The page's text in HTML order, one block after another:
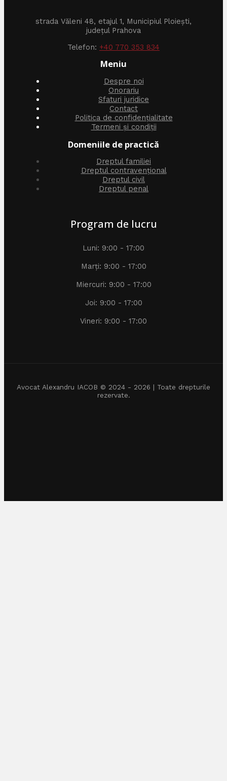
strada Văleni 48, etajul 1, Municipiul Ploiești,
județul Prahova
Telefon: +40 770 353 834
Meniu
Despre noi
Onorariu
Sfaturi juridice
Contact
Politica de confidențialitate
Termeni și condiții
Domeniile de practică
Dreptul familiei
Dreptul contravențional
Dreptul civil
Dreptul penal
Program de lucru
Luni: 9:00 - 17:00
Marți: 9:00 - 17:00
Miercuri: 9:00 - 17:00
Joi: 9:00 - 17:00
Vineri: 9:00 - 17:00
Avocat Alexandru IACOB © 2024 - 2026 | Toate drepturile
rezervate.